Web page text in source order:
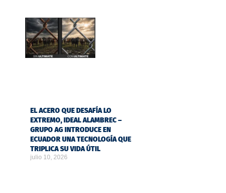
EL ACERO QUE DESAFÍA LO
EXTREMO, IDEAL ALAMBREC –
GRUPO AG INTRODUCE EN
ECUADOR UNA TECNOLOGÍA QUE
TRIPLICA SU VIDA ÚTIL
julio 10, 2026